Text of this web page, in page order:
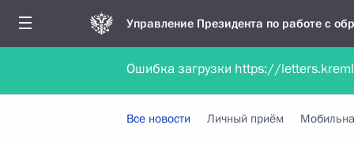
Управление Президента по работе с
Обратиться в форме электронного
Все новости Личный приём
Ошибка загрузки https://